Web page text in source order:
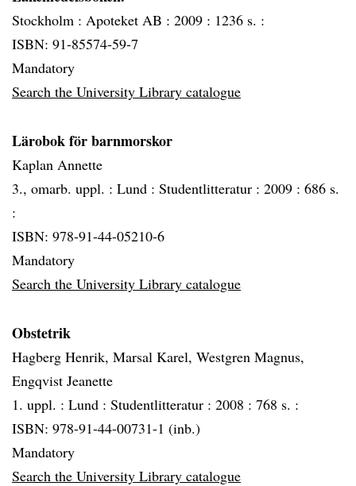
Stockholm : Apoteket AB : 2009 : 1236 s. :
ISBN: 91-85574-59-7
Mandatory
Search the University Library catalogue
Lärobok för barnmorskor
Kaplan Annette
3., omarb. uppl. : Lund : Studentlitteratur : 2009 : 686 s.
:
ISBN: 978-91-44-05210-6
Mandatory
Search the University Library catalogue
Obstetrik
Hagberg Henrik, Marsal Karel, Westgren Magnus,
Engqvist Jeanette
1. uppl. : Lund : Studentlitteratur : 2008 : 768 s. :
ISBN: 978-91-44-00731-1 (inb.)
Mandatory
Search the University Library catalogue